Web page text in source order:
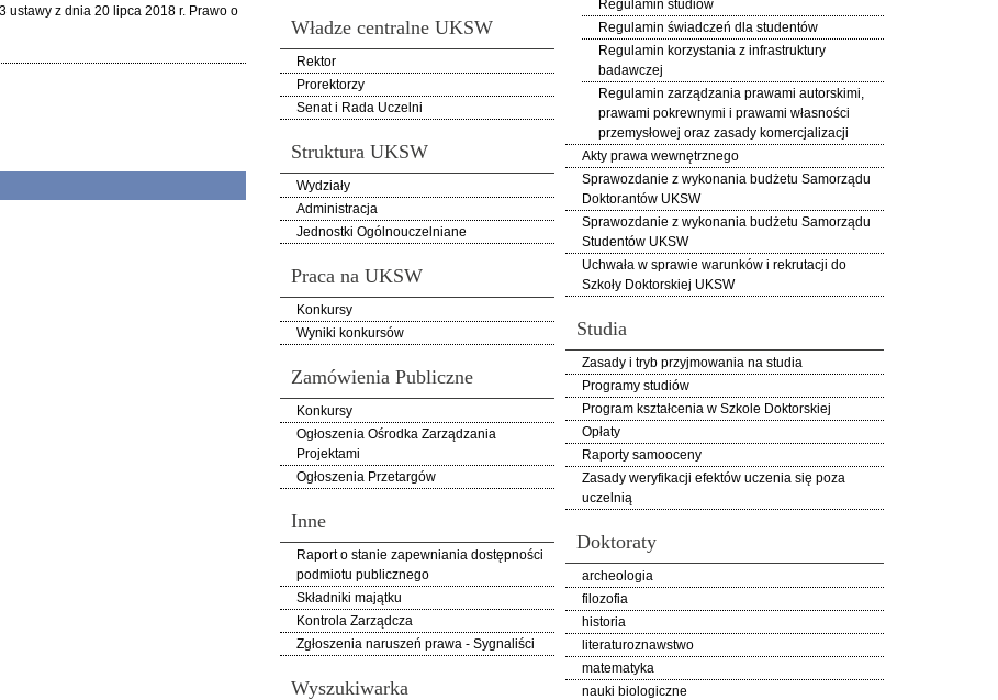
ustawy z dnia 20 lipca 2018 r. Prawo o
Władze centralne UKSW
Rektor
Prorektorzy
Senat i Rada Uczelni
Struktura UKSW
Wydziały
Administracja
Jednostki Ogólnouczelniane
Praca na UKSW
Konkursy
Wyniki konkursów
Zamówienia Publiczne
Konkursy
Ogłoszenia Ośrodka Zarządzania
Projektami
Ogłoszenia Przetargów
Inne
Raport o stanie zapewniania dostępności
podmiotu publicznego
Składniki majątku
Kontrola Zarządcza
Zgłoszenia naruszeń prawa - Sygnaliści
Wyszukiwarka
Regulamin studiów
Regulamin świadczeń dla studentów
Regulamin korzystania z infrastruktury
badawczej
Regulamin zarządzania prawami autorskimi,
prawami pokrewnymi i prawami własności
przemysłowej oraz zasady komercjalizacji
Akty prawa wewnętrznego
Sprawozdanie z wykonania budżetu Samorządu
Doktorantów UKSW
Sprawozdanie z wykonania budżetu Samorządu
Studentów UKSW
Uchwała w sprawie warunków i rekrutacji do
Szkoły Doktorskiej UKSW
Studia
Zasady i tryb przyjmowania na studia
Programy studiów
Program kształcenia w Szkole Doktorskiej
Opłaty
Raporty samooceny
Zasady weryfikacji efektów uczenia się poza
uczelnią
Doktoraty
archeologia
filozofia
historia
literaturoznawstwo
matematyka
nauki biologiczne